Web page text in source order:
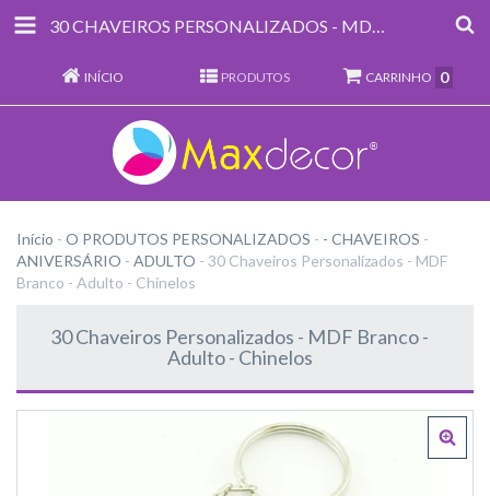
30 CHAVEIROS PERSONALIZADOS - MDF BRANCO - ADULTO - CHINELOS
INÍCIO PRODUTOS CARRINHO 0
Início - O PRODUTOS PERSONALIZADOS - - CHAVEIROS -
ANIVERSÁRIO - ADULTO - 30 Chaveiros Personalizados - MDF
Branco - Adulto - Chinelos
30 Chaveiros Personalizados - MDF Branco -
Adulto - Chinelos